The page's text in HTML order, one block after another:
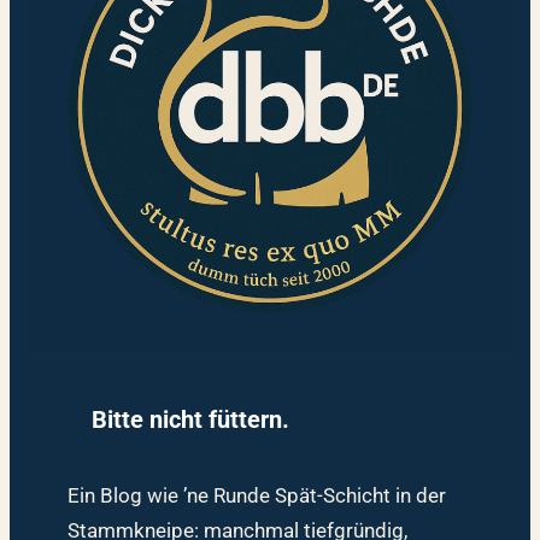
Bitte nicht füttern.
Ein Blog wie ’ne Runde Spät-Schicht in der
Stammkneipe: manchmal tiefgründig,